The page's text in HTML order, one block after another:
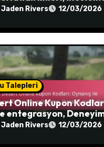
deneyimleri
Jaden Rivers 12/03/2026
Talepleri
Online Kupon
entegrasyon,
Oynanış avantajları
Jaden Rivers 12/03/2026